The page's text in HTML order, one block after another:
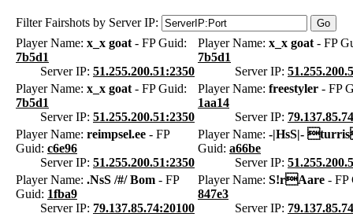
Filter Fairshots by Server IP:
Player Name: x_x goat - FP Guid:
7b5d1
Server IP: 51.255.200.51:2350
Player Name: x_x goat - FP
7b5d1
Server IP:
Player Name: x_x goat - FP Guid:
7b5d1
Server IP: 51.255.200.51:2350
Player Name: freestyler - FP
1aa14
Server IP:
Player Name: reimpsel.ee - FP
Guid: c6e96
Server IP: 51.255.200.51:2350
Player Name: -|HsS|-
Guid: a66be
Server IP:
Player Name: .NsS /#/ Bom - FP
Guid: 1fba9
Server IP: 79.137.85.74:20100
Player Name: S!rAare - FP
847e3
Server IP: